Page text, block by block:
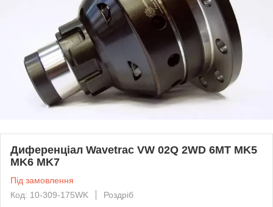
Диференціал Wavetrac VW 02Q 2WD 6MT MK5
MK6 MK7
Під замовлення
Код: 10-309-175WK
Роздріб